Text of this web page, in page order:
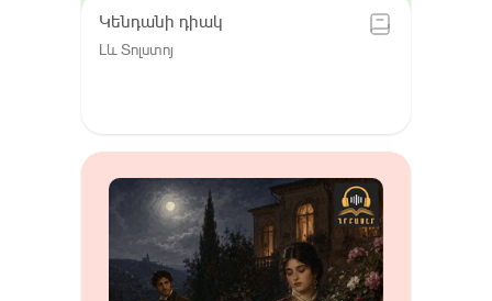
Կենդանի դիակ
Լև Տոլստոյ